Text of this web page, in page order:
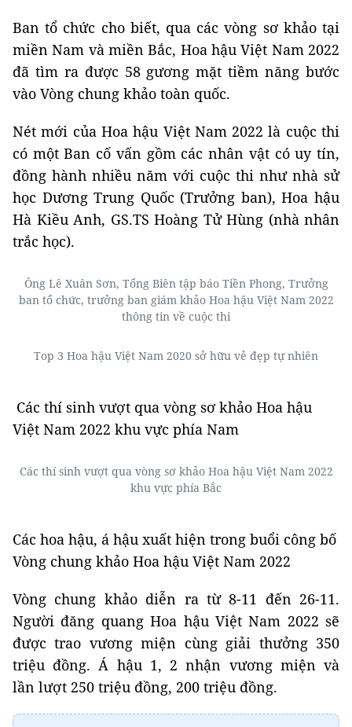
Ban tổ chức cho biết, qua các vòng sơ khảo tại
miền Nam và miền Bắc, Hoa hậu Việt Nam 2022
đã tìm ra được 58 gương mặt tiềm năng bước
vào Vòng chung khảo toàn quốc.
Nét mới của Hoa hậu Việt Nam 2022 là cuộc thi
có một Ban cố vấn gồm các nhân vật có uy tín,
đồng hành nhiều năm với cuộc thi như nhà sử
học Dương Trung Quốc (Trưởng ban), Hoa hậu
Hà Kiều Anh, GS.TS Hoàng Tử Hùng (nhà nhân
trắc học).
Ông Lê Xuân Sơn, Tổng Biên tập báo Tiền Phong, Trưởng
ban tổ chức, trưởng ban giám khảo Hoa hậu Việt Nam 2022
thông tin về cuộc thi
Top 3 Hoa hậu Việt Nam 2020 sở hữu vẻ đẹp tự nhiên
Các thí sinh vượt qua vòng sơ khảo Hoa hậu
Việt Nam 2022 khu vực phía Nam
Các thí sinh vượt qua vòng sơ khảo Hoa hậu Việt Nam 2022
khu vực phía Bắc
Các hoa hậu, á hậu xuất hiện trong buổi công bố
Vòng chung khảo Hoa hậu Việt Nam 2022
Vòng chung khảo diễn ra từ 8-11 đến 26-11.
Người đăng quang Hoa hậu Việt Nam 2022 sẽ
được trao vương miện cùng giải thưởng 350
triệu đồng. Á hậu 1, 2 nhận vương miện và
lần lượt 250 triệu đồng, 200 triệu đồng.